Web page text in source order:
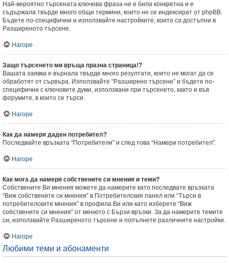
Най-вероятно търсената ключова фраза не е била конкретна и е
съдържала твърде много общи термини, които не се индексират от phpBB.
Бъдете по-специфични и използвайте настройките, които са достъпни в
Разширеното търсене.
Нагоре
Защо търсенето ми връща празна страница!?
Вашата заявка е върнала твърде много резултати, които не могат да се
обработят от сървъра. Използвайте “Разширено търсене” и бъдете по-
специфични с ключовите думи, използвани при търсенето, както и във
форумите, в които се търси.
Нагоре
Как да намеря даден потребител?
Последвайте връзката “Потребители” и след това “Намери потребител”.
Нагоре
Как мога да намеря собствените си мнения и теми?
Собствените Ви мнения можете да намерите като последвате връзката
“Виж собствените си мнения” в Потребителския панел или “Търси в
потребителските мнения” в профила Ви или като изберете “Виж
собствените си мнения” от менюто с Бързи връзки. За да намерите темите
си, използвайте Разширеното търсене и попълнете различните настройки.
Нагоре
Любими теми и абонаменти